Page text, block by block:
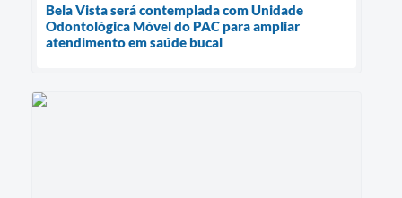
Bela Vista será contemplada com Unidade
Odontológica Móvel do PAC para ampliar
atendimento em saúde bucal